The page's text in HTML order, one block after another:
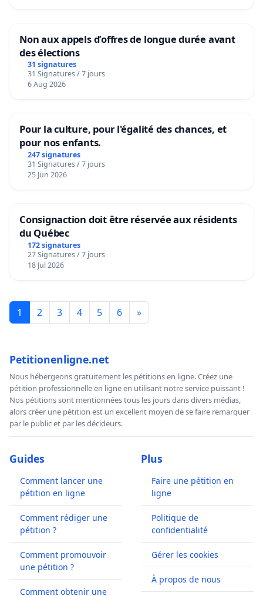
Non aux appels d’offres de longue durée avant
des élections
31 signatures
31 Signatures / 7 jours
6 Aug 2026
Pour la culture, pour l'égalité des chances, et
pour nos enfants.
247 signatures
31 Signatures / 7 jours
25 Jun 2026
Consignaction doit être réservée aux résidents
du Québec
172 signatures
27 Signatures / 7 jours
18 Jul 2026
1 2 3 4 5 6 »
Petitionenligne.net
Nous hébergeons gratuitement les pétitions en ligne. Créez une
pétition professionnelle en ligne en utilisant notre service puissant !
Nos pétitions sont mentionnées tous les jours dans divers médias,
alors créer une pétition est un excellent moyen de se faire remarquer
par le public et par les décideurs.
Guides
Comment lancer une
pétition en ligne
Comment rédiger une
pétition ?
Comment promouvoir
une pétition ?
Comment obtenir une
Plus
Faire une pétition en
ligne
Politique de
confidentialité
Gérer les cookies
À propos de nous